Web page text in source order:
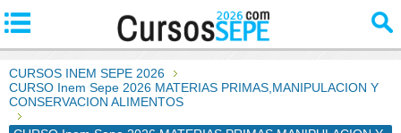
CURSOS INEM SEPE 2026
CURSO Inem Sepe 2026 MATERIAS PRIMAS,MANIPULACION Y
CONSERVACION ALIMENTOS